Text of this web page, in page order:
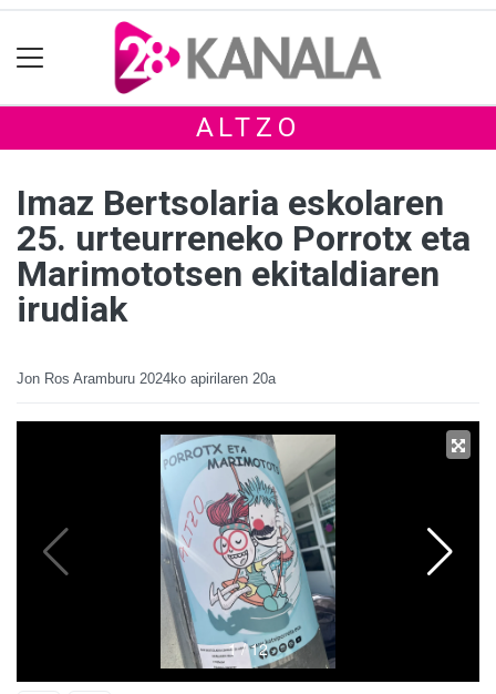
ALTZO
Imaz Bertsolaria eskolaren
25. urteurreneko Porrotx eta
Marimototsen ekitaldiaren
irudiak
Jon Ros Aramburu 2024ko apirilaren 20a